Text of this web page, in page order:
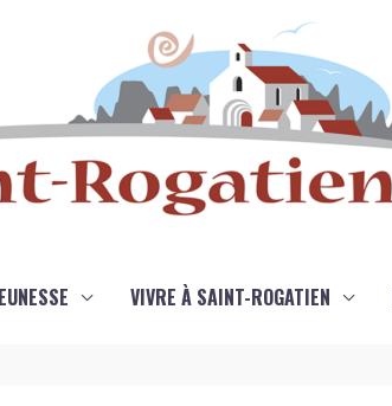
VIVRE À SAINT-ROGATIEN